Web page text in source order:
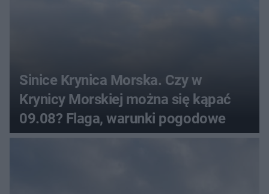
Sinice Krynica Morska. Czy w
Krynicy Morskiej można się kąpać
09.08? Flaga, warunki pogodowe